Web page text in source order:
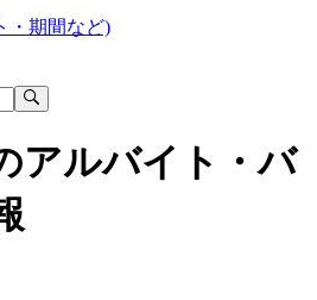
・期間など)
アルバイト・バ